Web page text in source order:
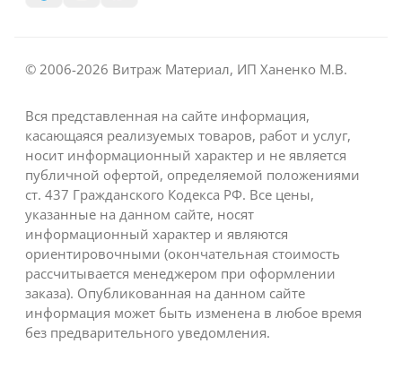
© 2006-2026 Витраж Материал, ИП Ханенко М.В.
Вся представленная на сайте информация,
касающаяся реализуемых товаров, работ и услуг,
носит информационный характер и не является
публичной офертой, определяемой положениями
ст. 437 Гражданского Кодекса РФ. Все цены,
указанные на данном сайте, носят
информационный характер и являются
ориентировочными (окончательная стоимость
рассчитывается менеджером при оформлении
заказа). Опубликованная на данном сайте
информация может быть изменена в любое время
без предварительного уведомления.